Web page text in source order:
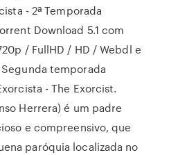
- 2ª Temporada
Download 5.1 com
/ FullHD / HD / Webdl e
temporada
- The Exorcist.
Herrera) é um padre
e compreensivo, que
paróquia localizada no